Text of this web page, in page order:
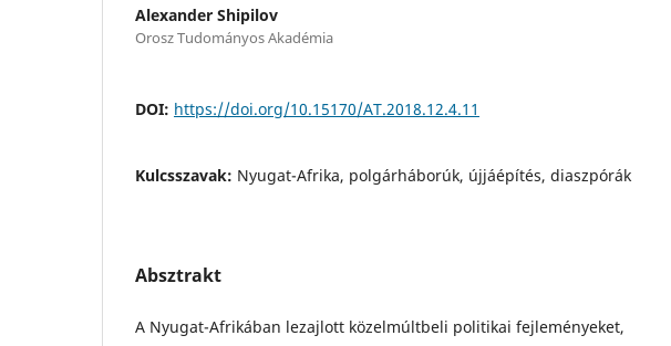
Alexander Shipilov
Orosz Tudományos Akadémia
DOI: https://doi.org/10.15170/AT.2018.12.4.11
Kulcsszavak: Nyugat-Afrika, polgárháborúk, újjáépítés, diaszpórák
Absztrakt
A Nyugat-Afrikában lezajlott közelmúltbeli politikai fejleményeket,